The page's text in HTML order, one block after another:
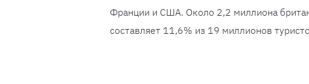
Франции и США. Около 2,2 миллиона
составляет 11,6% из 19 миллионов